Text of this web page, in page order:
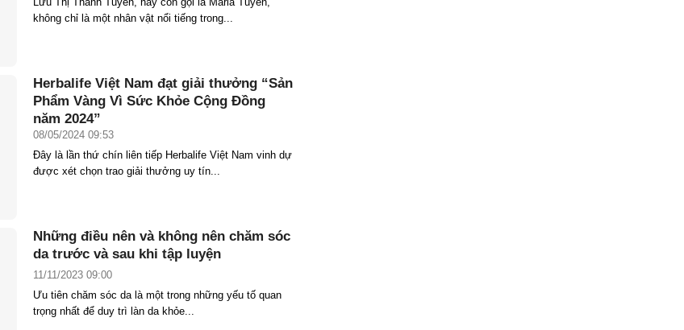
không chỉ là một nhân vật nổi tiếng trong...
Herbalife Việt Nam đạt giải thưởng “Sản
Phẩm Vàng Vì Sức Khỏe Cộng Đồng
năm 2024”
08/05/2024 09:53
Đây là lần thứ chín liên tiếp Herbalife Việt Nam vinh dự
được xét chọn trao giải thưởng uy tín...
Những điều nên và không nên chăm sóc
da trước và sau khi tập luyện
11/11/2023 09:00
Ưu tiên chăm sóc da là một trong những yếu tố quan
trọng nhất để duy trì làn da khỏe...